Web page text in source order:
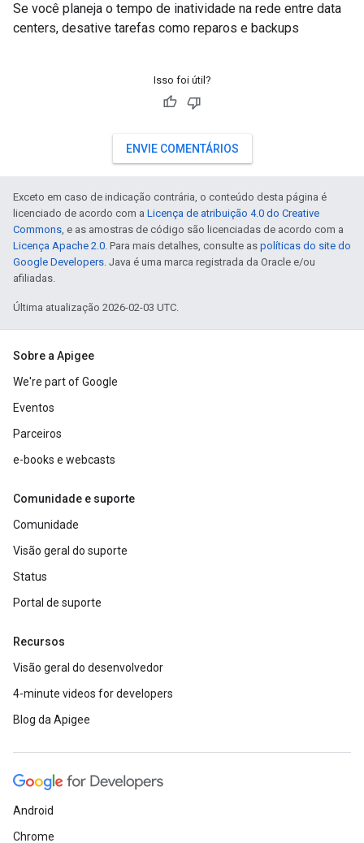
Se você planeja o tempo de inatividade na rede entre data
centers, desative tarefas como reparos e backups
Isso foi útil?
ENVIE COMENTÁRIOS
Exceto em caso de indicação contrária, o conteúdo desta página é
licenciado de acordo com a Licença de atribuição 4.0 do Creative
Commons, e as amostras de código são licenciadas de acordo com a
Licença Apache 2.0. Para mais detalhes, consulte as políticas do site do
Google Developers. Java é uma marca registrada da Oracle e/ou
afiliadas.
Última atualização 2026-02-03 UTC.
Sobre a Apigee
We're part of Google
Eventos
Parceiros
e-books e webcasts
Comunidade e suporte
Comunidade
Visão geral do suporte
Status
Portal de suporte
Recursos
Visão geral do desenvolvedor
4-minute videos for developers
Blog da Apigee
Android
Chrome